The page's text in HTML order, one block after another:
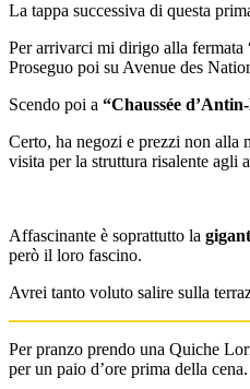
La tappa successiva di questa
Per arrivarci mi dirigo alla fermata
Proseguo poi su Avenue des
Scendo poi a “Chaussée
Certo, ha negozi e prezzi non alla
visita per la struttura risalente agli
Affascinante è soprattutto la
però il loro fascino.
Avrei tanto voluto salire sulla
Per pranzo prendo una Quiche
per un paio d’ore prima della cena.